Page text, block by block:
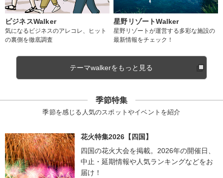
ビジネスWalker
気になるビジネスのアレコレ、ヒット
の裏側を徹底調査
星野リゾートWalker
星野リゾートが運営する多彩な施設の
最新情報をチェック！
テーマwalkerをもっと見る
季節特集
季節を感じる人気のスポットやイベントを紹介
花火特集2026【四国】
四国の花火大会を掲載。2026年の開催日、
中止・延期情報や人気ランキングなどをお
届け！